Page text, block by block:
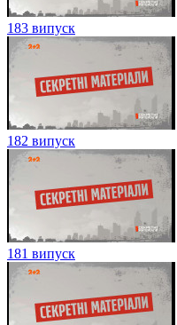
183 випуск
182 випуск
181 випуск